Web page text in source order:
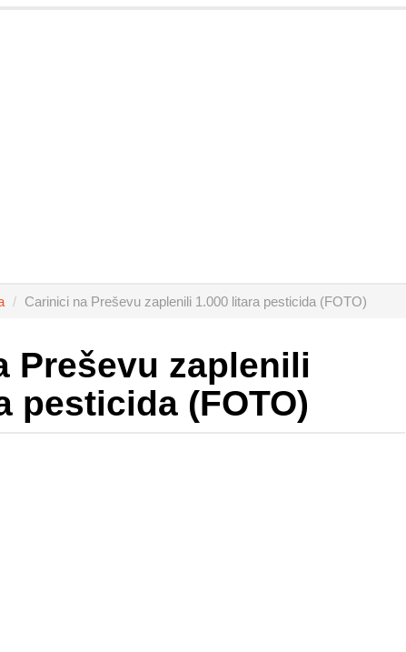
Carinici na Preševu zaplenili 1.000 litara pesticida (FOTO)
Preševu zaplenili
pesticida (FOTO)